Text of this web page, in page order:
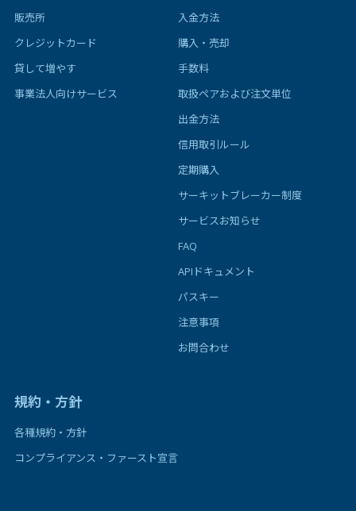
販売所
クレジットカード
貸して増やす
事業法人向けサービス
入金方法
購入・売却
手数料
取扱ペアおよび注文単位
出金方法
信用取引ルール
定期購入
サーキットブレーカー制度
サービスお知らせ
FAQ
APIドキュメント
パスキー
注意事項
お問合わせ
規約・方針
各種規約・方針
コンプライアンス・ファースト宣言